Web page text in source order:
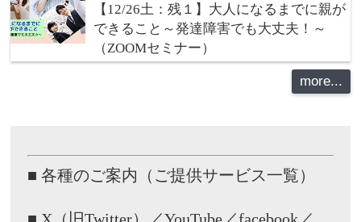
【12/26土：残１】大人になるまでに親が
できること～発達障害でも大丈夫！～
（ZOOMセミナー）
more...
■ 各種のご案内（ご提供サービス一覧）